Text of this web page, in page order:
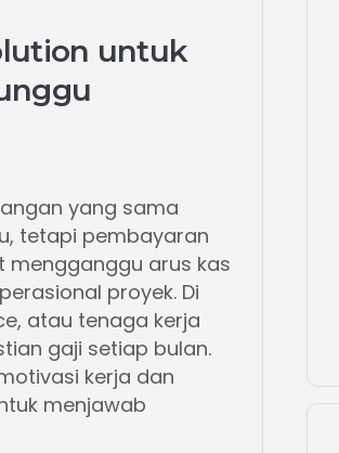
untuk
yang sama
tetapi pembayaran
mengganggu arus kas
proyek. Di
atau tenaga kerja
gaji setiap bulan.
kerja dan
menjawab